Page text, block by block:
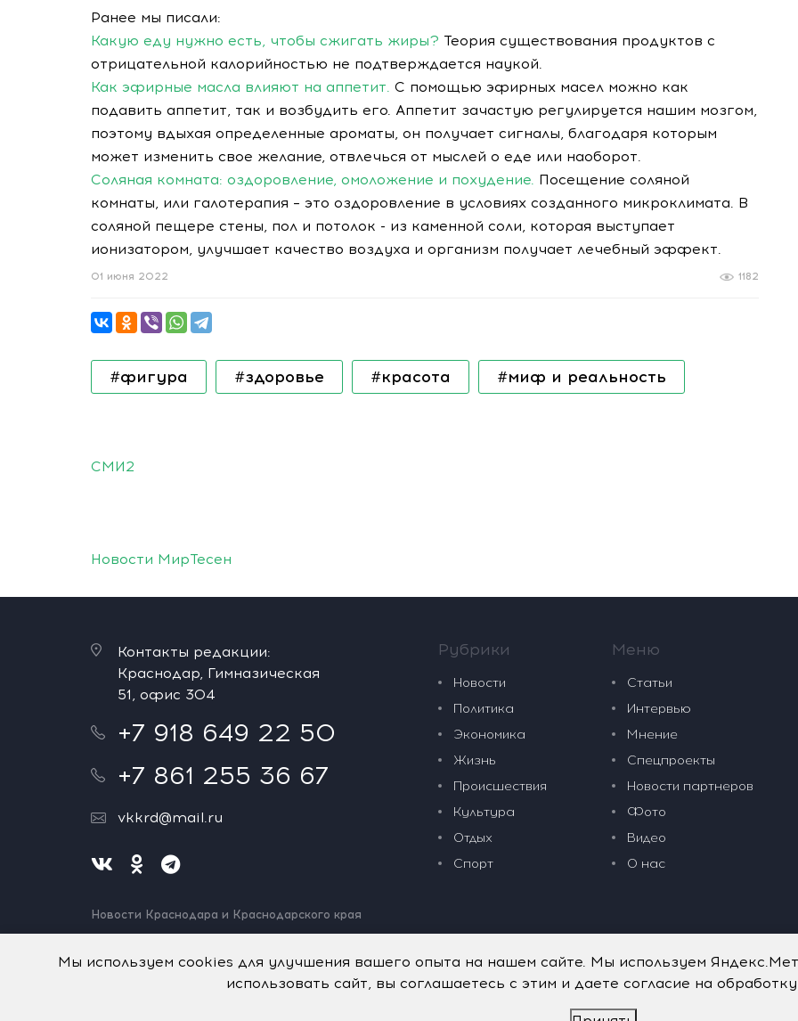
Ранее мы писали:
Какую еду нужно есть, чтобы сжигать жиры? Теория существования продуктов с
отрицательной калорийностью не подтверждается наукой.
Как эфирные масла влияют на аппетит. С помощью эфирных масел можно как
подавить аппетит, так и возбудить его. Аппетит зачастую регулируется нашим мозгом,
поэтому вдыхая определенные ароматы, он получает сигналы, благодаря которым
может изменить свое желание, отвлечься от мыслей о еде или наоборот.
Соляная комната: оздоровление, омоложение и похудение. Посещение соляной
комнаты, или галотерапия – это оздоровление в условиях созданного микроклимата. В
соляной пещере стены, пол и потолок - из каменной соли, которая выступает
ионизатором, улучшает качество воздуха и организм получает лечебный эффект.
1182
01 июня 2022
#фигура #здоровье #красота #миф и реальность
СМИ2
Новости МирТесен
Контакты редакции:
Краснодар, Гимназическая
51, офис 304
+7 918 649 22 50
+7 861 255 36 67
vkkrd@mail.ru
Новости Краснодара и Краснодарского края
Нашли ошибку? Выделите и нажмите Ctrl+Enter.
Рубрики
Новости
Политика
Экономика
Жизнь
Происшествия
Культура
Отдых
Спорт
Меню
Статьи
Интервью
Мнение
Спецпроекты
Новости партнеров
Фото
Видео
О нас
Мы используем cookies для улучшения вашего опыта на нашем сайте. Мы используем
использовать сайт, вы соглашаетесь с этим и даете согласие на